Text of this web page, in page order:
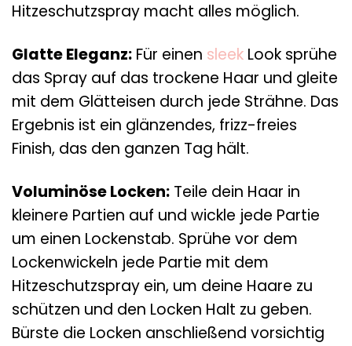
Hitzeschutzspray macht alles möglich.
Glatte Eleganz: Für einen sleek Look sprühe
das Spray auf das trockene Haar und gleite
mit dem Glätteisen durch jede Strähne. Das
Ergebnis ist ein glänzendes, frizz-freies
Finish, das den ganzen Tag hält.
Voluminöse Locken: Teile dein Haar in
kleinere Partien auf und wickle jede Partie
um einen Lockenstab. Sprühe vor dem
Lockenwickeln jede Partie mit dem
Hitzeschutzspray ein, um deine Haare zu
schützen und den Locken Halt zu geben.
Bürste die Locken anschließend vorsichtig